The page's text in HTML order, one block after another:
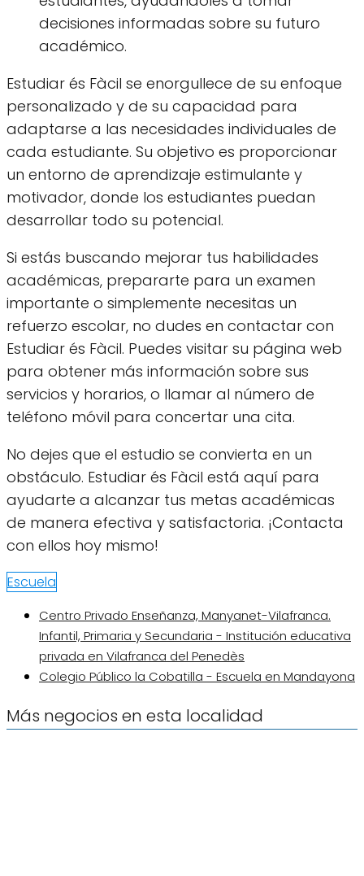
decisiones informadas sobre su futuro
académico.
Estudiar és Fàcil se enorgullece de su enfoque
personalizado y de su capacidad para
adaptarse a las necesidades individuales de
cada estudiante. Su objetivo es proporcionar
un entorno de aprendizaje estimulante y
motivador, donde los estudiantes puedan
desarrollar todo su potencial.
Si estás buscando mejorar tus habilidades
académicas, prepararte para un examen
importante o simplemente necesitas un
refuerzo escolar, no dudes en contactar con
Estudiar és Fàcil. Puedes visitar su página web
para obtener más información sobre sus
servicios y horarios, o llamar al número de
teléfono móvil para concertar una cita.
No dejes que el estudio se convierta en un
obstáculo. Estudiar és Fàcil está aquí para
ayudarte a alcanzar tus metas académicas
de manera efectiva y satisfactoria. ¡Contacta
con ellos hoy mismo!
Escuela
Centro Privado Enseñanza, Manyanet-Vilafranca.
Infantil, Primaria y Secundaria - Institución educativa
privada en Vilafranca del Penedès
Colegio Público la Cobatilla - Escuela en Mandayona
Más negocios en esta localidad